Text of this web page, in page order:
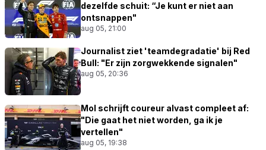
dezelfde schuit: “Je kunt er niet aan
ontsnappen"
aug 05, 21:00
Journalist ziet 'teamdegradatie' bij Red
Bull: "Er zijn zorgwekkende signalen"
aug 05, 20:36
Mol schrijft coureur alvast compleet af:
"Die gaat het niet worden, ga ik je
vertellen"
aug 05, 19:38